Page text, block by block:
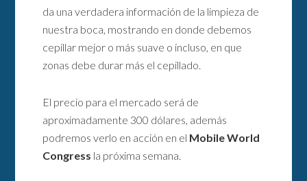
da una verdadera información de la limpieza de
nuestra boca, mostrando en donde debemos
cepillar mejor o más suave o incluso, en que
zonas debe durar más el cepillado.
El precio para el mercado será de
aproximadamente 300 dólares, además
podremos verlo en acción en el Mobile World
Congress la próxima semana.